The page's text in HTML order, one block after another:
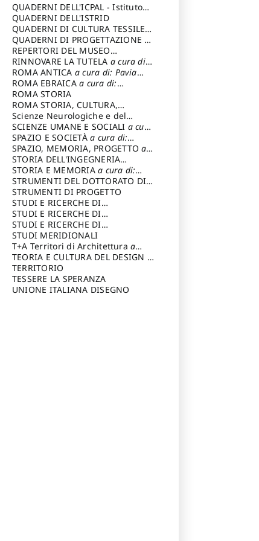
SOSTENIBILE
QUADERNI DELL'ICPAL - Istituto
centrale per il restauro e la
conservazione del patrimonio
archivistico e librario
QUADERNI DELL'ISTRID
QUADERNI DI CULTURA TESSILEa
cura di: Crispolti Livia
QUADERNI DI PROGETTAZIONE a
cura di: Giura Longo Tommaso
REPERTORI DEL MUSEO
CENTRALE DEL RISORGIMENTOa
cura di: Pizzo Marco
RINNOVARE LA TUTELA a cura di:
Cicalò Enrico
ROMA ANTICA a cura di: Pavia
Carlo
ROMA EBRAICAa cura di:
Procaccia Claudio
ROMA STORIA
ROMA STORIA, CULTURA,
IMMAGINEa cura di: Fagiolo
Marcello
Scienze Neurologiche e del
Comportamento
SCIENZE UMANE E SOCIALI a cura
di: Iannizzi Salvatore
SPAZIO E SOCIETÀa cura di:
Cassetti Roberto
SPAZIO, MEMORIA, PROGETTOa
cura di: Rossi Massimo
STORIA DELL'INGEGNERIA
STRUTTURALE IN ITALIAa cura di:
Poretti Sergio
STORIA E MEMORIAa cura di:
Rossi Lauro
STRUMENTI DEL DOTTORATO DI
RICERCA IN RILIEVO E
RAPPRESENTAZIONE
DELL’ARCHITETTURA E
DELL’AMBIENTEa cura di: Migliari
Riccardo
STRUMENTI DI PROGETTO
STUDI E RICERCHE DI
ARCHEOLOGIA IN SICILIA
di: Pelagatti Paola
STUDI E RICERCHE DI
ARCHITETTURA del Dipartimento
di Architettura Università degli
Studi G. d' Annunzio
STUDI E RICERCHE DI
ARCHITETTURA del Dipartimento
di Architettura Università degli
Studi G. d' Annunzio, Chieti-
Pescaraa cura di: Fusero Paolo
STUDI MERIDIONALI
T+A Territori di Architetturaa
cura di: Ramazzotti Luigi
TEORIA E CULTURA DEL DESIGN a
cura di: Furlanis Giuseppe
TERRITORIO
TESSERE LA SPERANZA
UNIONE ITALIANA DISEGNO